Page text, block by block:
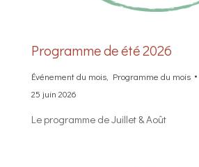
Programme de été 2026
Événement du mois Programme du mois
25 juin 2026
Le programme de Juillet & Août